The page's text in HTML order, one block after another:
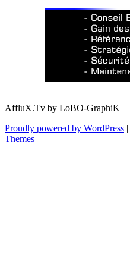
AffluX.Tv by LoBO-GraphiK
Proudly powered by WordPress |
Themes